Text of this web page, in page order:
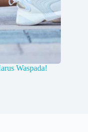
Waspada!